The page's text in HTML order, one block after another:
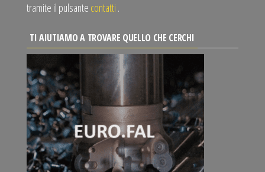
tramite il pulsante contatti .
TI AIUTIAMO A TROVARE QUELLO CHE CERCHI